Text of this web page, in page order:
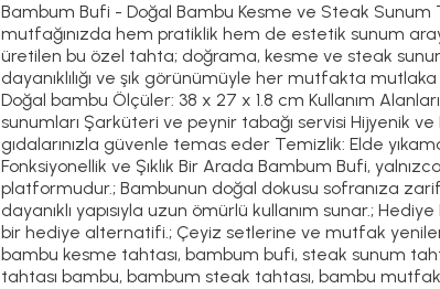
Bambum Bufi - Doğal Bambu Kesme ve Steak Sunum
mutfağınızda hem pratiklik hem de estetik sunum
üretilen bu özel tahta; doğrama, kesme ve steak
dayanıklılığı ve şık görünümüyle her mutfakta
Doğal bambu Ölçüler: 38 x 27 x 1.8 cm Kullanım
sunumları Şarküteri ve peynir tabağı servisi Hijyenik
gıdalarınızla güvenle temas eder Temizlik: Elde
Fonksiyonellik ve Şıklık Bir Arada Bambum Bufi,
platformudur.; Bambunun doğal dokusu sofranıza
dayanıklı yapısıyla uzun ömürlü kullanım sunar.;
bir hediye alternatifi.; Çeyiz setlerine ve mutfak
bambu kesme tahtası, bambum bufi, steak sunum
tahtası bambu, bambum steak tahtası, bambu